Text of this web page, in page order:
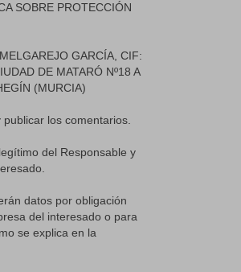
SOBRE PROTECCIÓN
GARCÍA, CIF:
DE MATARÓ Nº18 A
(MURCIA)
los comentarios.
del Responsable y
datos por obligación
del interesado o para
se explica en la